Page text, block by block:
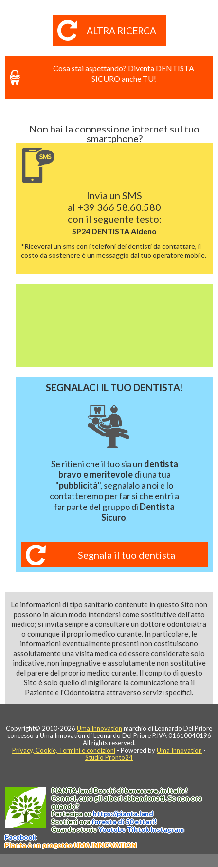
ALTRA RICERCA
Cosa stai aspettando? Diventa DENTISTA
SICURO anche TU!
Non hai la connessione internet sul tuo
smartphone?
Invia un SMS
al +39 366 58.60.580
con il seguente testo:
SP24 DENTISTAAldeno
*Riceverai un sms con i telefoni dei dentisti da contattare, il
costo da sostenere è un messaggio dal tuo operatore mobile.
SEGNALACI IL TUO DENTISTA!
Se ritieni che il tuo sia un dentista
bravo e meritevoledi una tua
"pubblicità", segnalalo a noi e lo
contatteremo per far si che entri a
far parte del gruppo di Dentista
Sicuro.
Segnala il tuo dentista
Le informazioni di tipo sanitario contenute in questo Sito non
possono in alcun modo intendersi come sostitutive dell'atto
medico; si invita sempre a consultare un dottore odontoiatra
o comunque il proprio medico curante. In particolare, le
informazioni eventualmente presenti non costituiscono
assolutamente una visita medica ed essere considerate solo
indicative, non impegnative e assolutamente non sostitutive
del parere del proprio medico curante. Il compito di questo
Sito è solo quello di migliorare la comunicazione tra il
Paziente e l'Odontoiatra attraverso servizi specifici.
Copyright© 2010-2026 Uma Innovation marchio di Leonardo Del Priore
concesso a Uma Innovation di Leonardo Del Priore P.IVA 01610040196
All rights reserved.
Privacy, Cookie, Termini e condizioni - Powered byUma Innovation -
Studio Pronto24
PIANTA.landBoschi di benessere, in Italia!
Con noi, cura gli alberi abbandonati. Se non ora
quando?
Partecipa suhttps://pianta.land
Sostieni oraforesta di 50 ettari!
Guarda storieYoutubeTiktokInstagram
Facebook
Pianta è un progetto UMA INNOVATION